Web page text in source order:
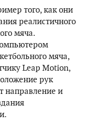
того, как они
реалистичного
мяча.
мяча,
Leap Motion,
рук
направление и